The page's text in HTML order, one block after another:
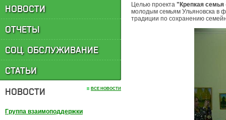
НОВОСТИ
ОТЧЕТЫ
СОЦ. ОБСЛУЖИВАНИЕ
СТАТЬИ
НОВОСТИ
ВСЕ НОВОСТИ
Группа взаимоподдержки
Целью проекта "Крепкая семья
молодым семьям Ульяновска в
традиции по сохранению